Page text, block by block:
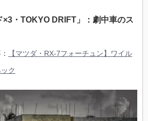
×3・TOKYO DRIFT」：劇中車のス
【マツダ・RX-7フォーチュン】ワイル
ク